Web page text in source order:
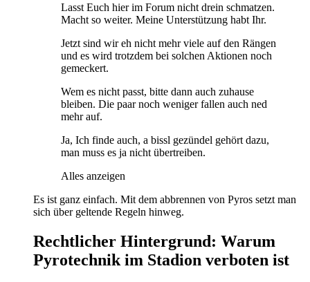
Lasst Euch hier im Forum nicht drein schmatzen.
Macht so weiter. Meine Unterstützung habt Ihr.
Jetzt sind wir eh nicht mehr viele auf den Rängen
und es wird trotzdem bei solchen Aktionen noch
gemeckert.
Wem es nicht passt, bitte dann auch zuhause
bleiben. Die paar noch weniger fallen auch ned
mehr auf.
Ja, Ich finde auch, a bissl gezündel gehört dazu,
man muss es ja nicht übertreiben.
Alles anzeigen
Es ist ganz einfach. Mit dem abbrennen von Pyros setzt man
sich über geltende Regeln hinweg.
Rechtlicher Hintergrund: Warum
Pyrotechnik im Stadion verboten ist